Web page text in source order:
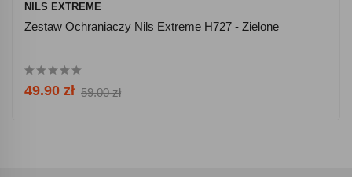
NILS EXTREME
Zestaw Ochraniaczy Nils Extreme H727 - Zielone
49.90 zł 59.00 zł